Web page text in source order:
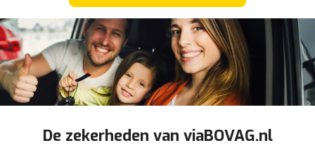
De zekerheden van viaBOVAG.nl